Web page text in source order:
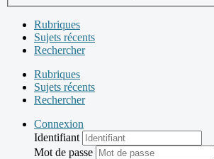
Rubriques
Sujets récents
Rechercher
Rubriques
Sujets récents
Rechercher
Connexion
Identifiant
Mot de passe